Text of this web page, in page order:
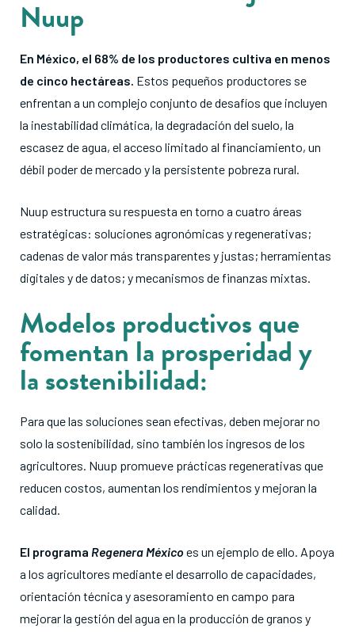
Nuup
En México, el 68% de los productores cultiva en menos
de cinco hectáreas. Estos pequeños productores se
enfrentan a un complejo conjunto de desafíos que incluyen
la inestabilidad climática, la degradación del suelo, la
escasez de agua, el acceso limitado al financiamiento, un
débil poder de mercado y la persistente pobreza rural.
Nuup estructura su respuesta en torno a cuatro áreas
estratégicas: soluciones agronómicas y regenerativas;
cadenas de valor más transparentes y justas; herramientas
digitales y de datos; y mecanismos de finanzas mixtas.
Modelos productivos que
fomentan la prosperidad y
la sostenibilidad:
Para que las soluciones sean efectivas, deben mejorar no
solo la sostenibilidad, sino también los ingresos de los
agricultores. Nuup promueve prácticas regenerativas que
reducen costos, aumentan los rendimientos y mejoran la
calidad.
El programa Regenera Méxicoes un ejemplo de ello. Apoya
a los agricultores mediante el desarrollo de capacidades,
orientación técnica y asesoramiento en campo para
mejorar la gestión del agua en la producción de granos y